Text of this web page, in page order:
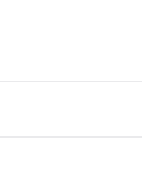
veze s